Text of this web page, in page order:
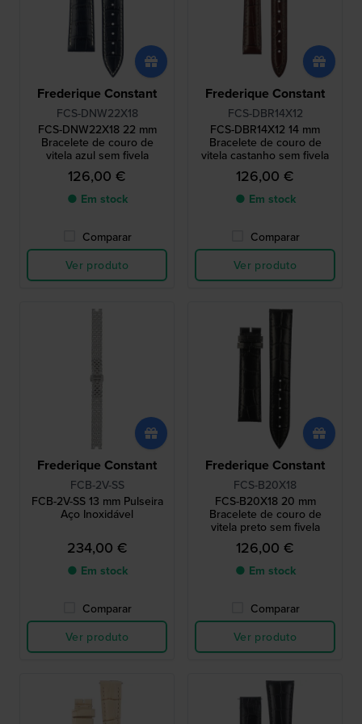
Frederique Constant
FCS-DNW22X18
FCS-DNW22X18 22 mm
Bracelete de couro de
vitela azul sem fivela
126,00 €
● Em stock
Comparar
Ver produto
Frederique Constant
FCS-DBR14X12
FCS-DBR14X12 14 mm
Bracelete de couro de
vitela castanho sem fivela
126,00 €
● Em stock
Comparar
Ver produto
Frederique Constant
FCB-2V-SS
FCB-2V-SS 13 mm Pulseira
Aço Inoxidável
234,00 €
● Em stock
Comparar
Ver produto
Frederique Constant
FCS-B20X18
FCS-B20X18 20 mm
Bracelete de couro de
vitela preto sem fivela
126,00 €
● Em stock
Comparar
Ver produto